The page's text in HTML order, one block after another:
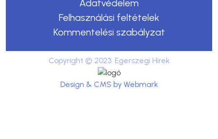
Adatvédelem
Felhasználási feltételek
Kommentelési szabályzat
Copyright © 2023. Egerszegi Hírek
Design & CMS by Webmark